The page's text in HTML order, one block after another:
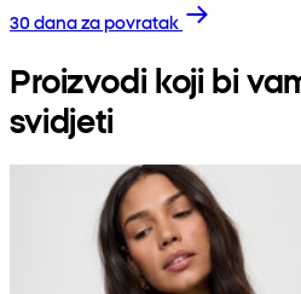
30 dana za povratak
Proizvodi koji bi
svidjeti